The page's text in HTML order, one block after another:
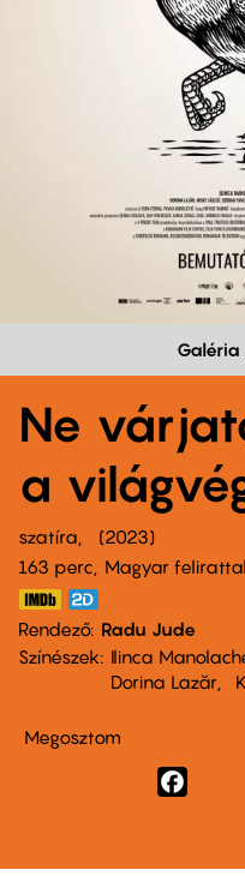
Galéria
Ne
a
szatíra
2023
163 perc,
Magyar felirattal
Rendező Radu Jude
Színészek
Ilinca
Dorina Lazăr
Megosztom